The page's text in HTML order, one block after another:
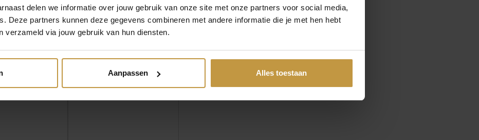
delen we informatie over jouw gebruik van onze site met onze partners voor social media,
Deze partners kunnen deze gegevens combineren met andere informatie die je met hen hebt
verzameld via jouw gebruik van hun diensten.
Aanpassen Alles toestaan
MEER VAN ANIA HAIE
€75,00
B062-03H
CHAIN
ZILVER
1 werkdag
€75,00
ANIA HAIE B062-03G
MEDIUM CHAIN
ARMBAND VERGULD
Direct leverbaar, 1 werkdag